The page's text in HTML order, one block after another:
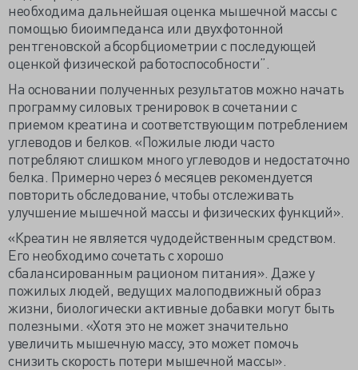
необходима дальнейшая оценка мышечной массы с
помощью биоимпеданса или двухфотонной
рентгеновской абсорбциометрии с последующей
оценкой физической работоспособности”.
На основании полученных результатов можно начать
программу силовых тренировок в сочетании с
приемом креатина и соответствующим потреблением
углеводов и белков. «Пожилые люди часто
потребляют слишком много углеводов и недостаточно
белка. Примерно через 6 месяцев рекомендуется
повторить обследование, чтобы отслеживать
улучшение мышечной массы и физических функций».
«Креатин не является чудодейственным средством.
Его необходимо сочетать с хорошо
сбалансированным рационом питания». Даже у
пожилых людей, ведущих малоподвижный образ
жизни, биологически активные добавки могут быть
полезными. «Хотя это не может значительно
увеличить мышечную массу, это может помочь
снизить скорость потери мышечной массы».